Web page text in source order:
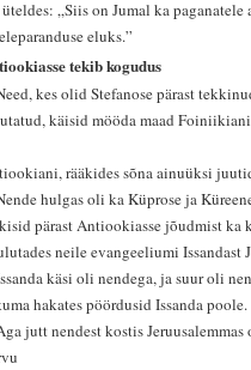
„Siis on Jumal ka paganatele
eluks.”
tekib kogudus
kes olid Stefanose pärast
käisid mööda maad
rääkides sõna ainuüksi
hulgas oli ka Küprose ja
pärast Antiookiasse jõudmist ka
neile evangeeliumi Issandast
käsi oli nendega, ja suur oli
hakates pöördusid Issanda poole.
jutt nendest kostis